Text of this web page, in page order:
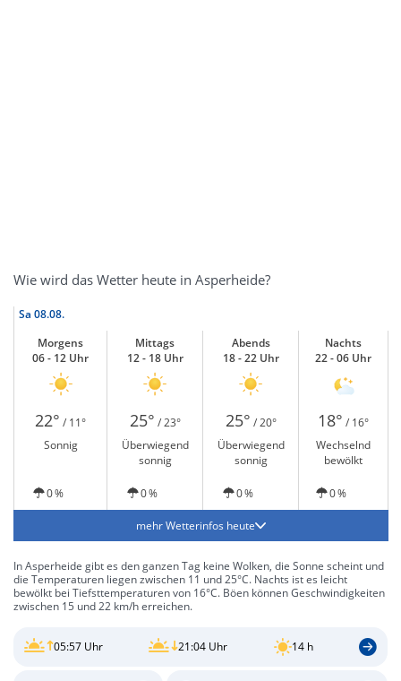
Wie wird das Wetter heute in Asperheide?
Sa 08.08.
Morgens
06 - 12 Uhr
Mittags
12 - 18 Uhr
Abends
18 - 22 Uhr
Nachts
22 - 06 Uhr
22° / 11° 25° / 23° 25° / 20° 18° / 16°
Sonnig
Überwiegend
sonnig
Überwiegend
sonnig
Wechselnd
bewölkt
0 % 0 % 0 % 0 %
mehr Wetterinfos heute
In Asperheide gibt es den ganzen Tag keine Wolken, die Sonne scheint und
die Temperaturen liegen zwischen 11 und 25°C. Nachts ist es leicht
bewölkt bei Tiefsttemperaturen von 16°C. Böen können Geschwindigkeiten
zwischen 15 und 22 km/h erreichen.
05:57 Uhr 21:04 Uhr 14 h